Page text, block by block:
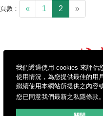
我們透過使用 cookies 來評估
使用情況，為您提供最佳的用
繼續使用本網站所提供之內容
您已同意我們最新之私隱條款。
頁數： « 1 2 »
信報財經新聞有限
Copyright © 2026 Hong
Limited. All